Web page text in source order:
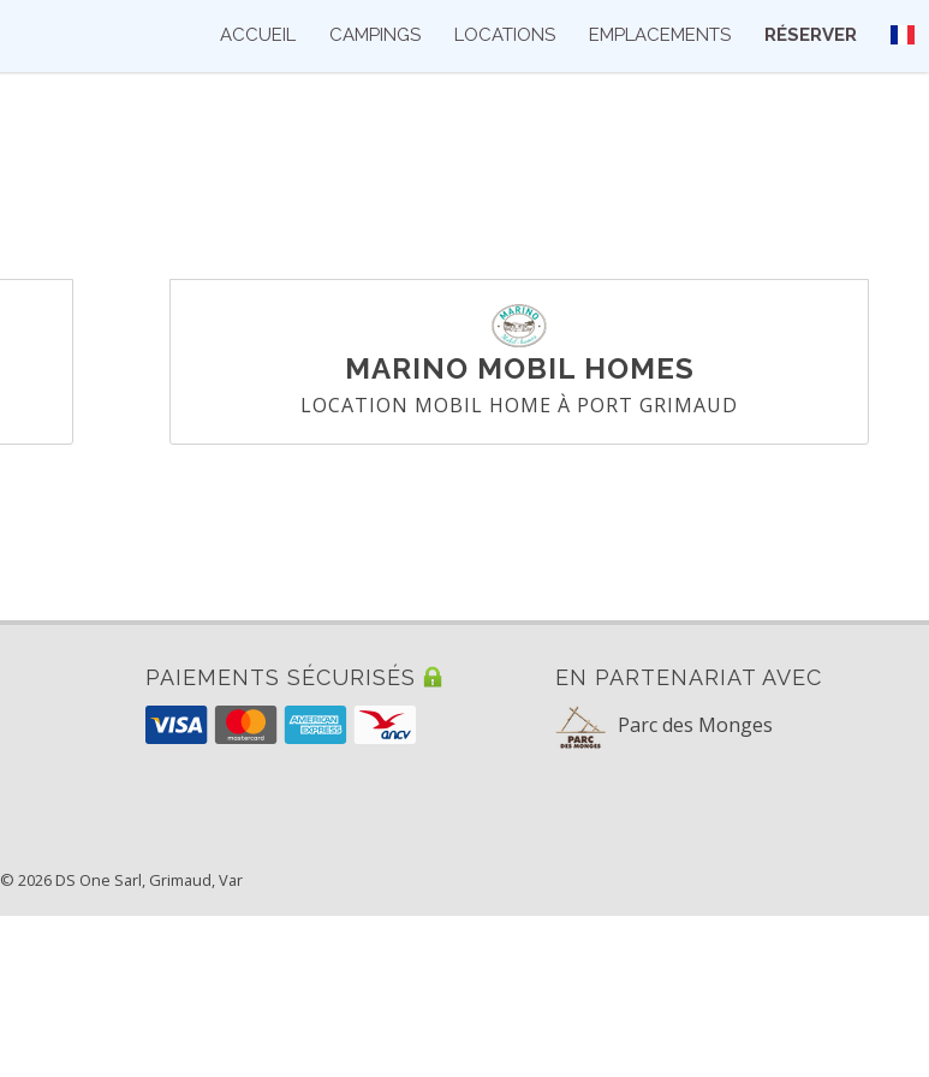
ACCUEIL CAMPINGS LOCATIONS EMPLACEMENTS RÉSERVER
MARINO MOBIL HOMES
LOCATION MOBIL HOME À PORT GRIMAUD
PAIEMENTS SÉCURISÉS EN PARTENARIAT AVEC
Parc des Monges
© 2026 DS One Sarl, Grimaud, Var